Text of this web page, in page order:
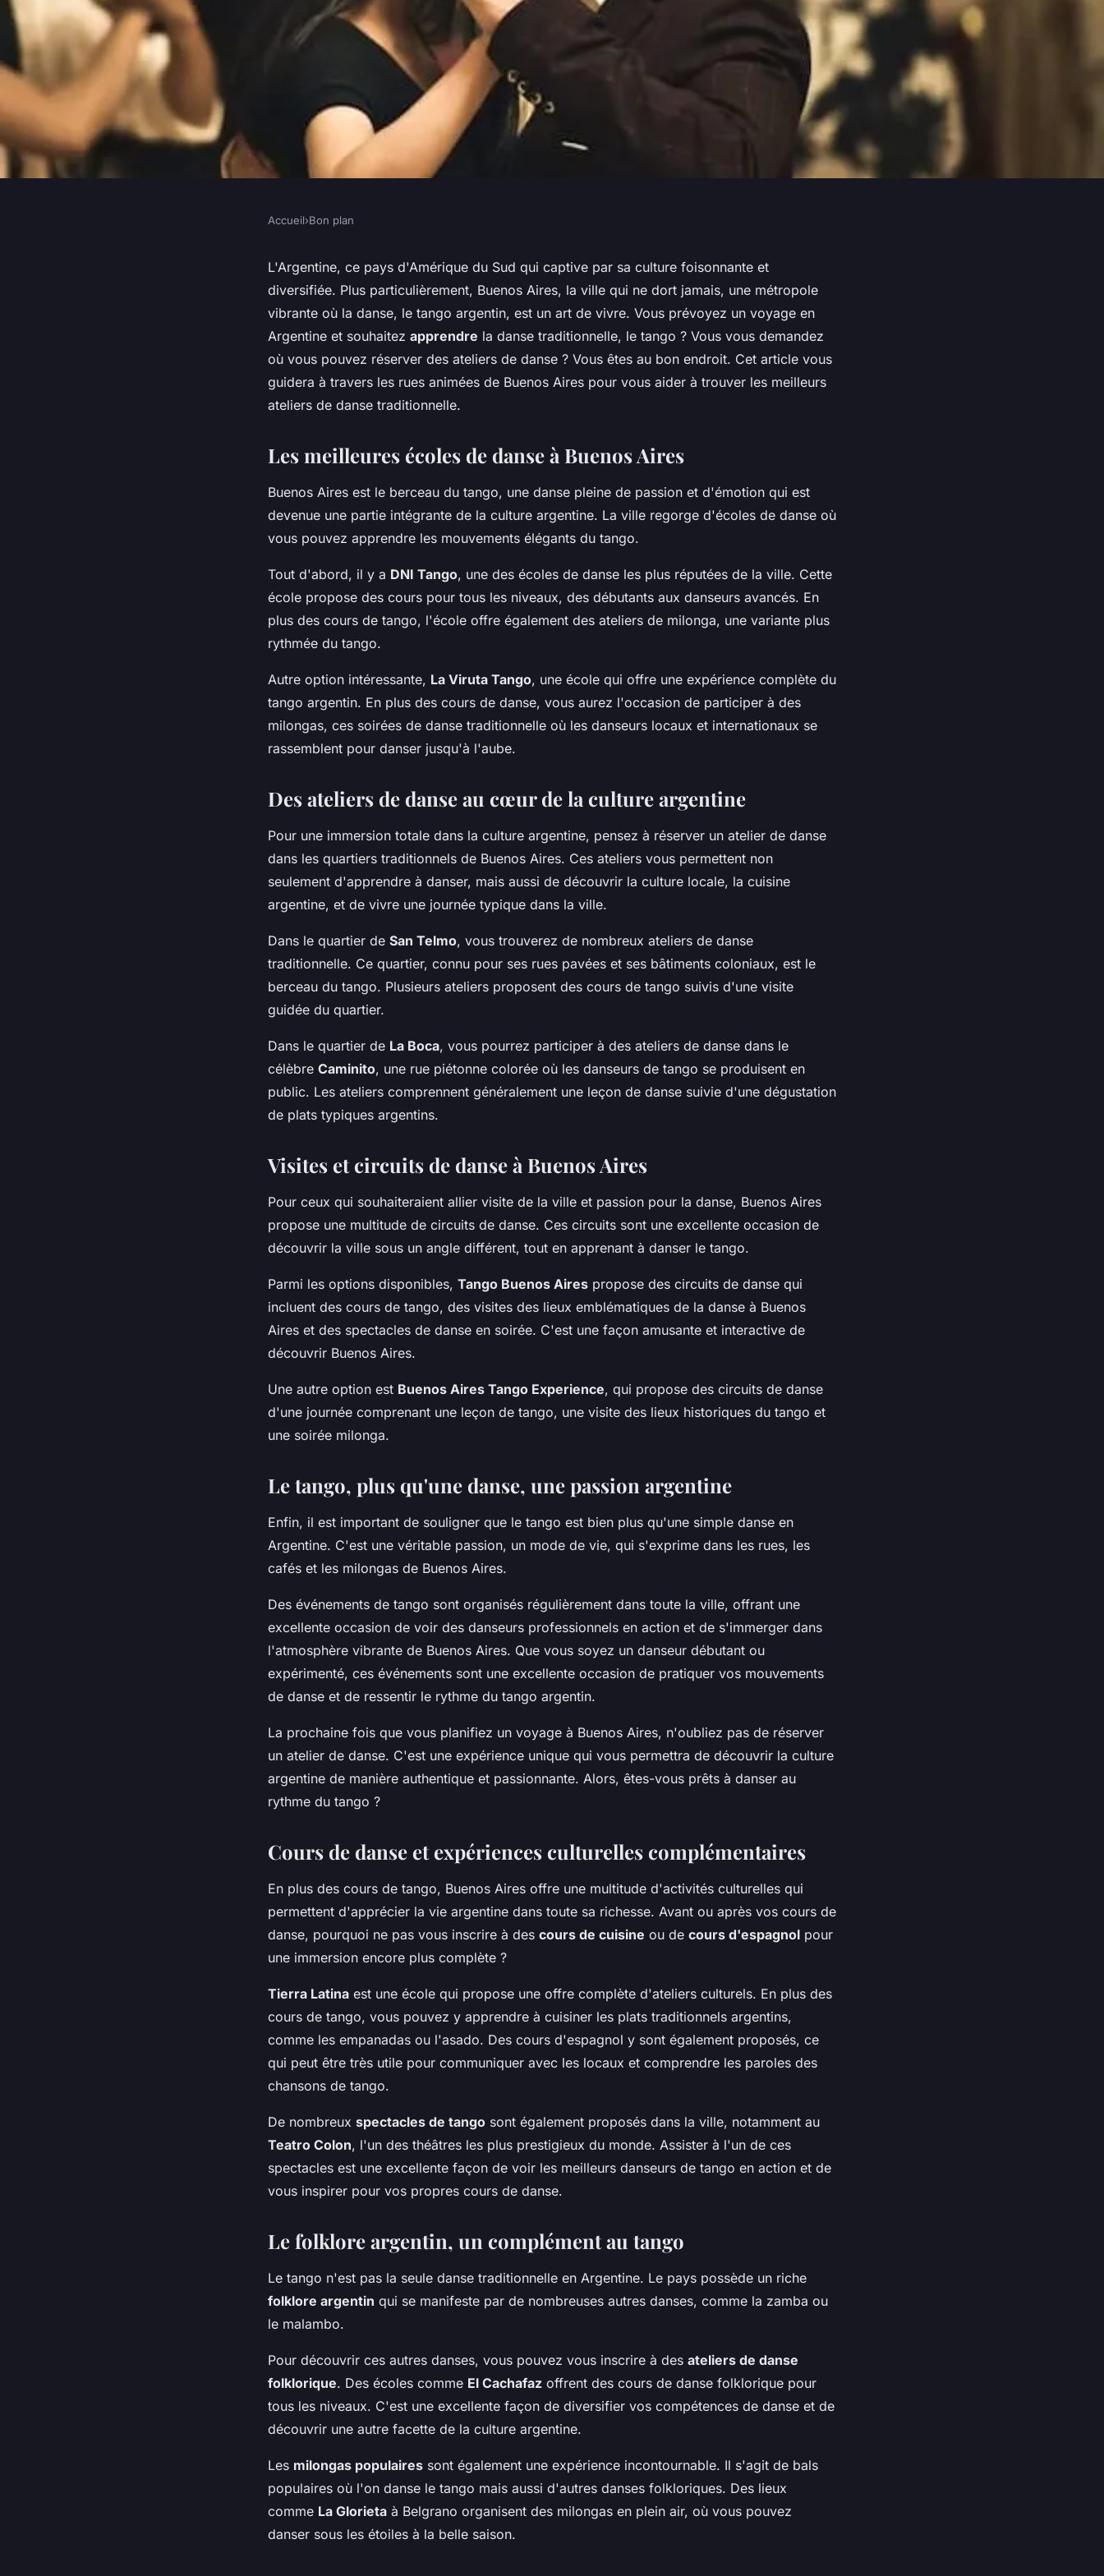
Où trouver des ateliers de danse
traditionnelle en Argentine?
Accueil›Bon plan
L'Argentine, ce pays d'Amérique du Sud qui captive par sa culture foisonnante et
diversifiée. Plus particulièrement, Buenos Aires, la ville qui ne dort jamais, une métropole
vibrante où la danse, le tango argentin, est un art de vivre. Vous prévoyez un voyage en
Argentine et souhaitez apprendre la danse traditionnelle, le tango ? Vous vous demandez
où vous pouvez réserver des ateliers de danse ? Vous êtes au bon endroit. Cet article vous
guidera à travers les rues animées de Buenos Aires pour vous aider à trouver les meilleurs
ateliers de danse traditionnelle.
Les meilleures écoles de danse à Buenos Aires
Buenos Aires est le berceau du tango, une danse pleine de passion et d'émotion qui est
devenue une partie intégrante de la culture argentine. La ville regorge d'écoles de danse où
vous pouvez apprendre les mouvements élégants du tango.
Tout d'abord, il y a DNI Tango, une des écoles de danse les plus réputées de la ville. Cette
école propose des cours pour tous les niveaux, des débutants aux danseurs avancés. En
plus des cours de tango, l'école offre également des ateliers de milonga, une variante plus
rythmée du tango.
Autre option intéressante, La Viruta Tango, une école qui offre une expérience complète du
tango argentin. En plus des cours de danse, vous aurez l'occasion de participer à des
milongas, ces soirées de danse traditionnelle où les danseurs locaux et internationaux se
rassemblent pour danser jusqu'à l'aube.
Des ateliers de danse au cœur de la culture argentine
Pour une immersion totale dans la culture argentine, pensez à réserver un atelier de danse
dans les quartiers traditionnels de Buenos Aires. Ces ateliers vous permettent non
seulement d'apprendre à danser, mais aussi de découvrir la culture locale, la cuisine
argentine, et de vivre une journée typique dans la ville.
Dans le quartier de San Telmo, vous trouverez de nombreux ateliers de danse
traditionnelle. Ce quartier, connu pour ses rues pavées et ses bâtiments coloniaux, est le
berceau du tango. Plusieurs ateliers proposent des cours de tango suivis d'une visite
guidée du quartier.
Dans le quartier de La Boca, vous pourrez participer à des ateliers de danse dans le
célèbre Caminito, une rue piétonne colorée où les danseurs de tango se produisent en
public. Les ateliers comprennent généralement une leçon de danse suivie d'une dégustation
de plats typiques argentins.
Visites et circuits de danse à Buenos Aires
Pour ceux qui souhaiteraient allier visite de la ville et passion pour la danse, Buenos Aires
propose une multitude de circuits de danse. Ces circuits sont une excellente occasion de
découvrir la ville sous un angle différent, tout en apprenant à danser le tango.
Parmi les options disponibles, Tango Buenos Aires propose des circuits de danse qui
incluent des cours de tango, des visites des lieux emblématiques de la danse à Buenos
Aires et des spectacles de danse en soirée. C'est une façon amusante et interactive de
découvrir Buenos Aires.
Une autre option est Buenos Aires Tango Experience, qui propose des circuits de danse
d'une journée comprenant une leçon de tango, une visite des lieux historiques du tango et
une soirée milonga.
Le tango, plus qu'une danse, une passion argentine
Enfin, il est important de souligner que le tango est bien plus qu'une simple danse en
Argentine. C'est une véritable passion, un mode de vie, qui s'exprime dans les rues, les
cafés et les milongas de Buenos Aires.
Des événements de tango sont organisés régulièrement dans toute la ville, offrant une
excellente occasion de voir des danseurs professionnels en action et de s'immerger dans
l'atmosphère vibrante de Buenos Aires. Que vous soyez un danseur débutant ou
expérimenté, ces événements sont une excellente occasion de pratiquer vos mouvements
de danse et de ressentir le rythme du tango argentin.
La prochaine fois que vous planifiez un voyage à Buenos Aires, n'oubliez pas de réserver
un atelier de danse. C'est une expérience unique qui vous permettra de découvrir la culture
argentine de manière authentique et passionnante. Alors, êtes-vous prêts à danser au
rythme du tango ?
Cours de danse et expériences culturelles complémentaires
En plus des cours de tango, Buenos Aires offre une multitude d'activités culturelles qui
permettent d'apprécier la vie argentine dans toute sa richesse. Avant ou après vos cours de
danse, pourquoi ne pas vous inscrire à des cours de cuisine ou de cours d'espagnol pour
une immersion encore plus complète ?
Tierra Latina est une école qui propose une offre complète d'ateliers culturels. En plus des
cours de tango, vous pouvez y apprendre à cuisiner les plats traditionnels argentins,
comme les empanadas ou l'asado. Des cours d'espagnol y sont également proposés, ce
qui peut être très utile pour communiquer avec les locaux et comprendre les paroles des
chansons de tango.
De nombreux spectacles de tango sont également proposés dans la ville, notamment au
Teatro Colon, l'un des théâtres les plus prestigieux du monde. Assister à l'un de ces
spectacles est une excellente façon de voir les meilleurs danseurs de tango en action et de
vous inspirer pour vos propres cours de danse.
Le folklore argentin, un complément au tango
Le tango n'est pas la seule danse traditionnelle en Argentine. Le pays possède un riche
folklore argentin qui se manifeste par de nombreuses autres danses, comme la zamba ou
le malambo.
Pour découvrir ces autres danses, vous pouvez vous inscrire à des ateliers de danse
folklorique. Des écoles comme El Cachafaz offrent des cours de danse folklorique pour
tous les niveaux. C'est une excellente façon de diversifier vos compétences de danse et de
découvrir une autre facette de la culture argentine.
Les milongas populaires sont également une expérience incontournable. Il s'agit de bals
populaires où l'on danse le tango mais aussi d'autres danses folkloriques. Des lieux
comme La Glorieta à Belgrano organisent des milongas en plein air, où vous pouvez
danser sous les étoiles à la belle saison.